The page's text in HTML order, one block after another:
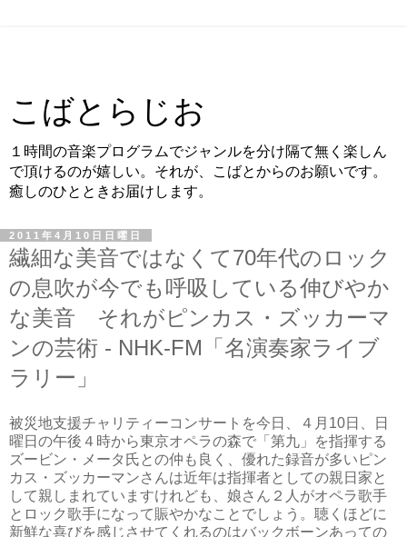
こばとらじお
１時間の音楽プログラムでジャンルを分け隔て無く楽しん
で頂けるのが嬉しい。それが、こばとからのお願いです。
癒しのひとときお届けします。
2011年4月10日日曜日
繊細な美音ではなくて70年代のロック
の息吹が今でも呼吸している伸びやか
な美音 それがピンカス・ズッカーマ
ンの芸術 - NHK-FM「名演奏家ライブ
ラリー」
被災地支援チャリティーコンサートを今日、４月10日、日
曜日の午後４時から東京オペラの森で「第九」を指揮する
ズービン・メータ氏との仲も良く、優れた録音が多いピン
カス・ズッカーマンさんは近年は指揮者としての親日家と
して親しまれていますけれども、娘さん２人がオペラ歌手
とロック歌手になって賑やかなことでしょう。聴くほどに
新鮮な喜びを感じさせてくれるのはバックボーンあっての